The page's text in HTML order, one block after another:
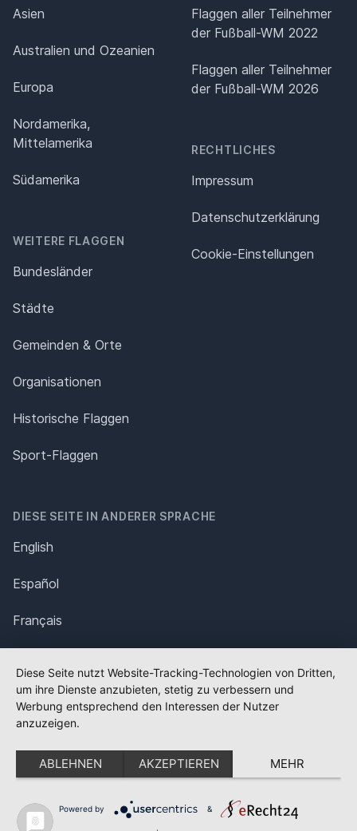
Asien
Australien und Ozeanien
Europa
Nordamerika,
Mittelamerika
Südamerika
WEITERE FLAGGEN
Bundesländer
Städte
Gemeinden & Orte
Organisationen
Historische Flaggen
Sport-Flaggen
Flaggen aller Teilnehmer
der Fußball-WM 2022
Flaggen aller Teilnehmer
der Fußball-WM 2026
RECHTLICHES
Impressum
Datenschutz­erklärung
Cookie-Einstellungen
DIESE SEITE IN ANDERER SPRACHE
English
Español
Français
Polska
Português
Nederlands
Svenska
Diese Seite nutzt Website-Tracking-Technologien von Dritten,
um ihre Dienste anzubieten, stetig zu verbessern und
Werbung entsprechend den Interessen der Nutzer
anzuzeigen.
ABLEHNEN AKZEPTIEREN MEHR
Powered by &